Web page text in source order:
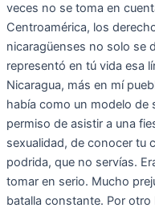
veces no se toma en
Centroamérica, los
nicaragüenses no solo se
representó en tú vida esa
Nicaragua, más en mí
había como un modelo de
permiso de asistir a una
sexualidad, de conocer tu
podrida, que no servías.
tomar en serio. Mucho
batalla constante. Por